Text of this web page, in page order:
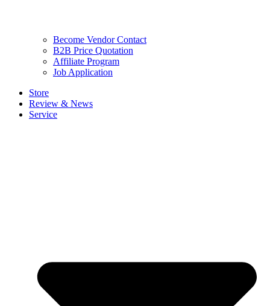
Become Vendor Contact
B2B Price Quotation
Affiliate Program
Job Application
Store
Review & News
Service